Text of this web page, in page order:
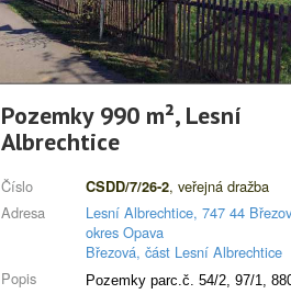
Pozemky 990 m², Lesní
Albrechtice
Číslo CSDD/7/26-2, veřejná dražba
Adresa
Lesní Albrechtice, 747 44
okres Opava
Březová, část Lesní Albrechtice
Popis
Pozemky parc.č. 54/2, 97/1,